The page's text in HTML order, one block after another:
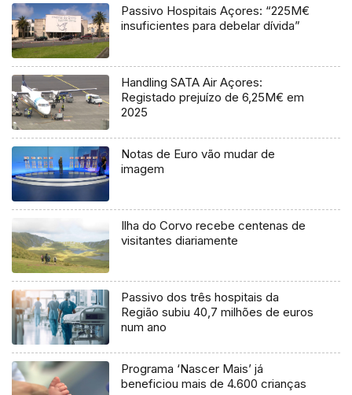
Passivo Hospitais Açores: “225M€
insuficientes para debelar dívida”
Handling SATA Air Açores:
Registado prejuízo de 6,25M€ em
2025
Notas de Euro vão mudar de
imagem
Ilha do Corvo recebe centenas de
visitantes diariamente
Passivo dos três hospitais da
Região subiu 40,7 milhões de euros
num ano
Programa ‘Nascer Mais’ já
beneficiou mais de 4.600 crianças